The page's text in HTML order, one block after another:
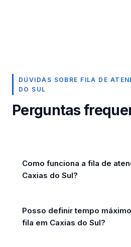
DÚVIDAS SOBRE FILA DE
DO SUL
Perguntas
Como funciona a fila de
Caxias do Sul?
Posso definir tempo
fila em Caxias do Sul?